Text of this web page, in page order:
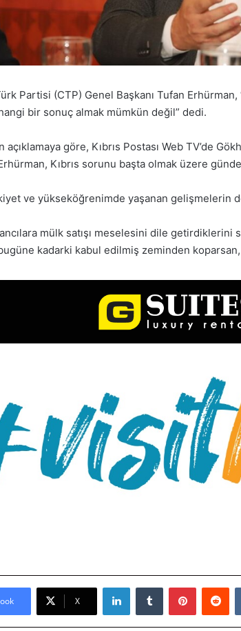
Partisi (CTP) Genel Başkanı Tufan
bir sonuç almak mümkün değil” dedi.
açıklamaya göre, Kıbrıs Postası Web TV’de
Kıbrıs sorunu başta olmak üzere
ve yükseköğrenimde yaşanan gelişmelerin
mülk satışı meselesini dile getirdiklerini
kadarki kabul edilmiş zeminden
X
LinkedInTumblr Pinterest